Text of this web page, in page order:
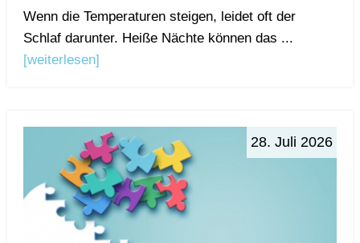
Wenn die Temperaturen steigen, leidet oft der
Schlaf darunter. Heiße Nächte können das ...
[weiterlesen]
28. Juli 2026